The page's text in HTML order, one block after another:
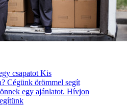
csapatot Kis
Cégünk örömmel segít
egy ajánlatot. Hívjon